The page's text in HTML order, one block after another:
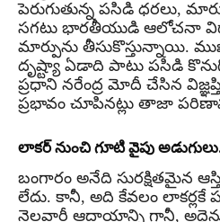
పెరుగుతున్న పసిడి ధరలు,
సగటు భారతీయుడి ఆలోచనా
మార్పును తీసుకొస్తున్నాయి.
దృష్ట్యా ఏడాది పాటు పసిడి
ప్రధాని నరేంద్ర మోదీ చేసిన
ప్రభావం చూపినట్లు తాజా
లాకర్‌ నుంచి గూటి వైపు
బంగారం అనేది సురక్షితమైన
లేదు. కానీ, అది కేవలం
నెలవారీ ఆదాయాన్ని గానీ,